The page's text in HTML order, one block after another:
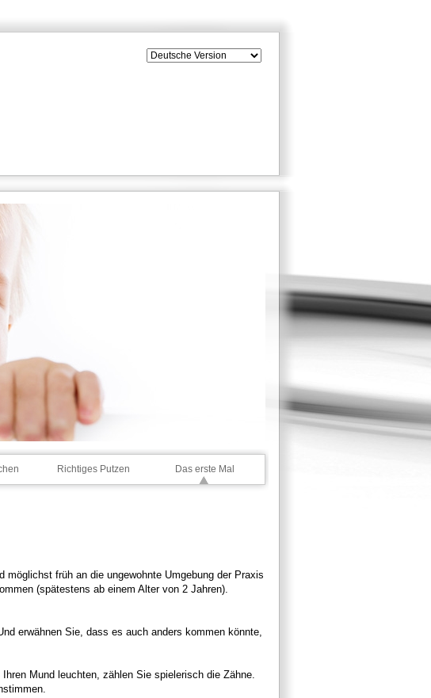
Richtiges Putzen Das erste Mal
früh an die ungewohnte Umgebung der Praxis
(spätestens ab einem Alter von 2 Jahren).
erwähnen Sie, dass es auch anders kommen könnte,
Mund leuchten, zählen Sie spielerisch die Zähne.